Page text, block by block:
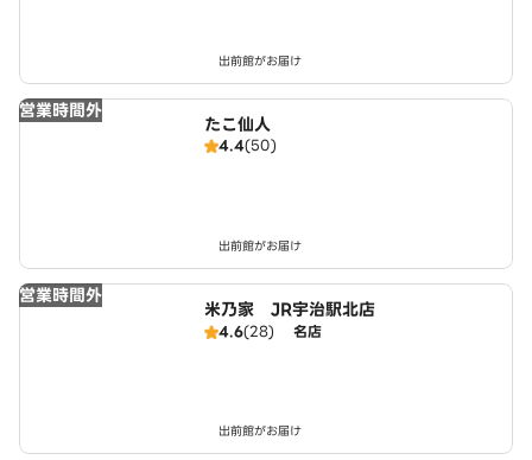
出前館がお届け
営業時間外
たこ仙人
4.4(50)
出前館がお届け
営業時間外
米乃家 JR宇治駅北店
4.6(28) 名店
出前館がお届け